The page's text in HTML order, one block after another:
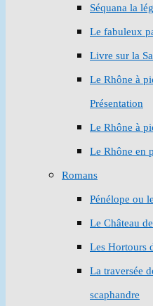
Séquana la
Le fabuleux
Livre sur la
Le Rhône à
Présentation
Le Rhône à
Le Rhône en
Romans
Pénélope ou
Le Château
Les Hortours
La traversée
scaphandre